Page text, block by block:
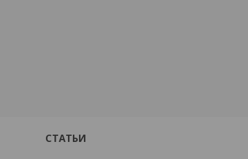
СТАТЬИ